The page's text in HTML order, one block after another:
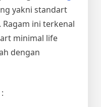
yakni standart
ini terkenal
minimal life
dengan